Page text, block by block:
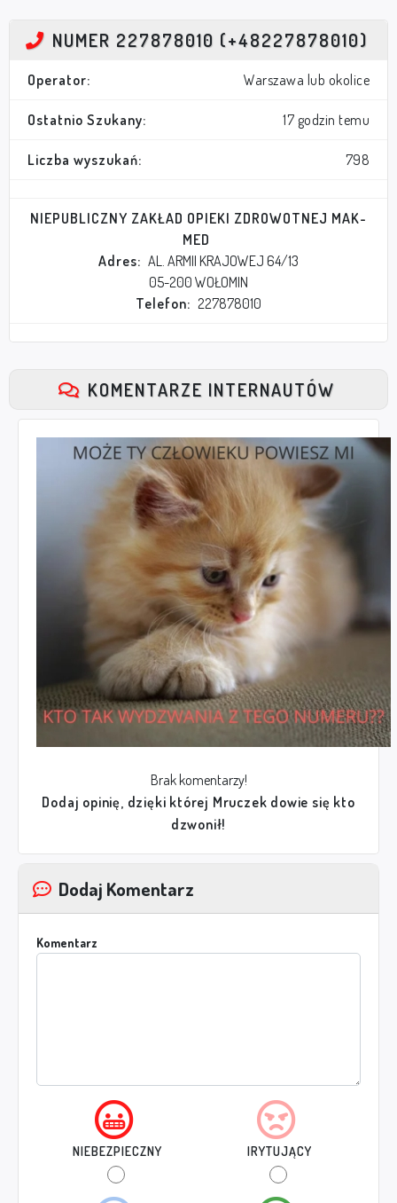
NUMER 227878010 (+48227878010)
Operator: Warszawa lub okolice
Ostatnio Szukany: 17 godzin temu
Liczba wyszukań: 798
NIEPUBLICZNY ZAKŁAD OPIEKI ZDROWOTNEJ MAK-
MED
Adres: AL. ARMII KRAJOWEJ 64/13
05-200 WOŁOMIN
Telefon: 227878010
KOMENTARZE INTERNAUTÓW
Brak komentarzy!
Dodaj opinię, dzięki której Mruczek dowie się kto
dzwonił!
Dodaj Komentarz
Komentarz
NIEBEZPIECZNY IRYTUJĄCY